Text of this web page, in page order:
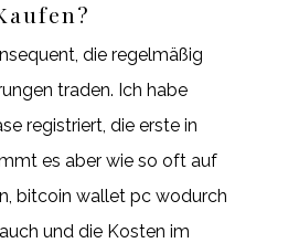
die regelmäßig
traden. Ich habe
registriert, die erste in
es aber wie so oft auf
bitcoin wallet pc wodurch
und die Kosten im